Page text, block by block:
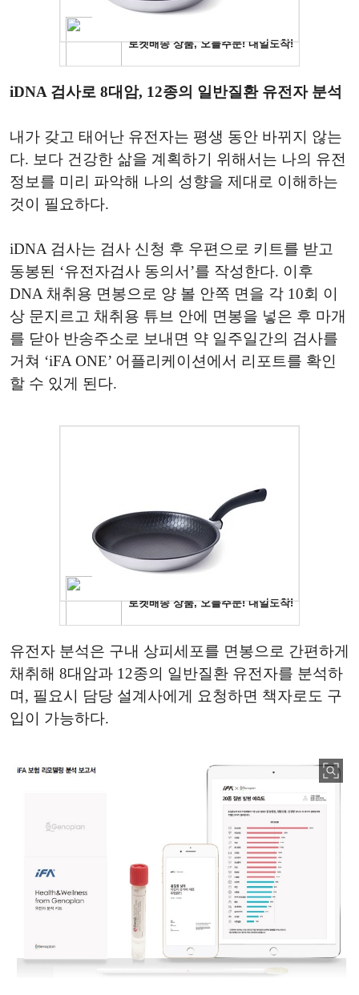
iDNA 검사로 8대암, 12종의 일반질환 유전자 분석
내가 갖고 태어난 유전자는 평생 동안 바뀌지 않는
다. 보다 건강한 삶을 계획하기 위해서는 나의 유전
정보를 미리 파악해 나의 성향을 제대로 이해하는
것이 필요하다.
iDNA 검사는 검사 신청 후 우편으로 키트를 받고
동봉된 ‘유전자검사 동의서’를 작성한다. 이후
DNA 채취용 면봉으로 양 볼 안쪽 면을 각 10회 이
상 문지르고 채취용 튜브 안에 면봉을 넣은 후 마개
를 닫아 반송주소로 보내면 약 일주일간의 검사를
거쳐 ‘iFA ONE’ 어플리케이션에서 리포트를 확인
할 수 있게 된다.
유전자 분석은 구내 상피세포를 면봉으로 간편하게
채취해 8대암과 12종의 일반질환 유전자를 분석하
며, 필요시 담당 설계사에게 요청하면 책자로도 구
입이 가능하다.